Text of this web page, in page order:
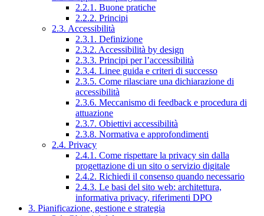
2.2.1. Buone pratiche
2.2.2. Principi
2.3. Accessibilità
2.3.1. Definizione
2.3.2. Accessibilità by design
2.3.3. Principi per l’accessibilità
2.3.4. Linee guida e criteri di successo
2.3.5. Come rilasciare una dichiarazione di
accessibilità
2.3.6. Meccanismo di feedback e procedura di
attuazione
2.3.7. Obiettivi accessibilità
2.3.8. Normativa e approfondimenti
2.4. Privacy
2.4.1. Come rispettare la privacy sin dalla
progettazione di un sito o servizio digitale
2.4.2. Richiedi il consenso quando necessario
2.4.3. Le basi del sito web: architettura,
informativa privacy, riferimenti DPO
3. Pianificazione, gestione e strategia